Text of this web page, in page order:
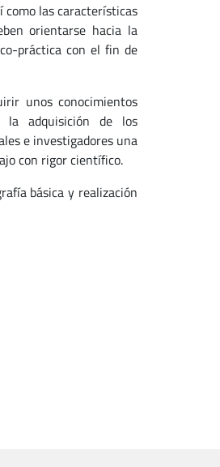
como las características
orientarse hacia la
práctica con el fin de
unos conocimientos
la adquisición de los
e investigadores una
con rigor científico.
básica y realización